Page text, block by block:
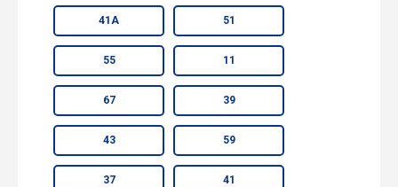
41А 51
55 11
67 39
43 59
37 41